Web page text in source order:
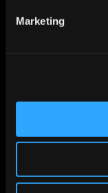
Marketing